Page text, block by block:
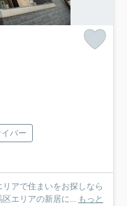
バー
アで住まいをお探しなら
区エリアの新居に... もっと